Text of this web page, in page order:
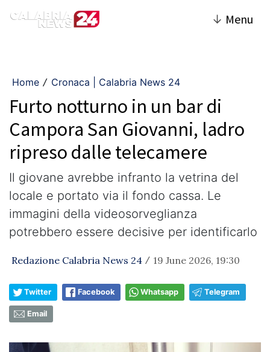
↓ Menu
Home / Cronaca | Calabria News 24
Furto notturno in un bar di
Campora San Giovanni, ladro
ripreso dalle telecamere
Il giovane avrebbe infranto la vetrina del
locale e portato via il fondo cassa. Le
immagini della videosorveglianza
potrebbero essere decisive per identificarlo
Redazione Calabria News 24 / 19 June 2026, 19:30
Twitter Facebook Whatsapp Telegram
Email